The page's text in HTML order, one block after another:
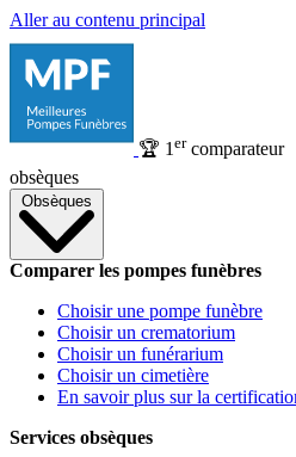
Aller au contenu principal
🏆 1 ercomparateur
obsèques
Obsèques
Comparer les pompes funèbres
Choisir une pompe funèbre
Choisir un crematorium
Choisir un funérarium
Choisir un cimetière
En savoir plus sur la
Services obsèques